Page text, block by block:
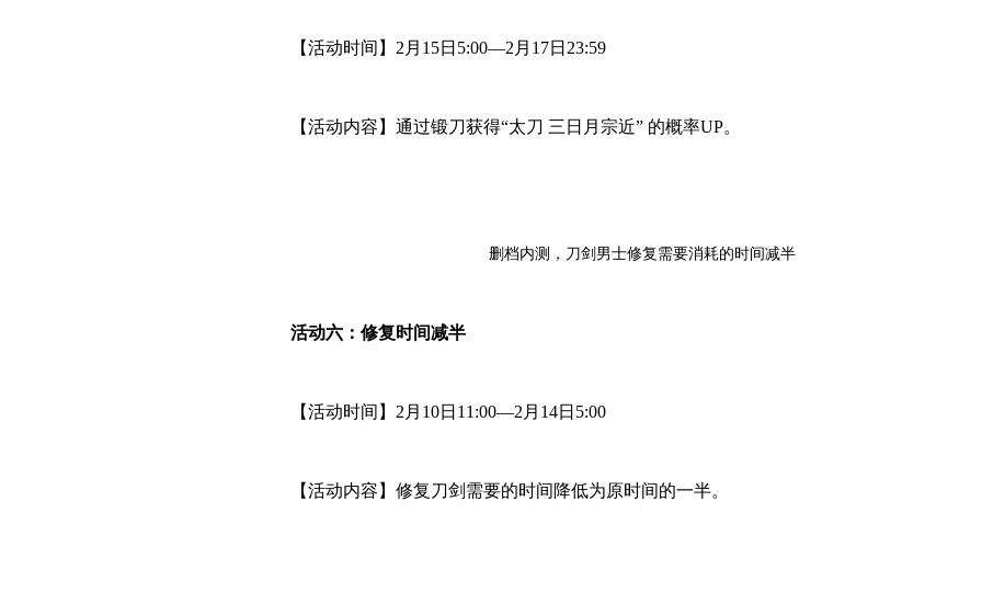
【活动时间】2月15日5:00—2月17日23:59
【活动内容】通过锻刀获得“太刀 三日月宗近” 的概率UP。
删档内测，刀剑男士修复需要消耗的时间减半
活动六：修复时间减半
【活动时间】2月10日11:00—2月14日5:00
【活动内容】修复刀剑需要的时间降低为原时间的一半。